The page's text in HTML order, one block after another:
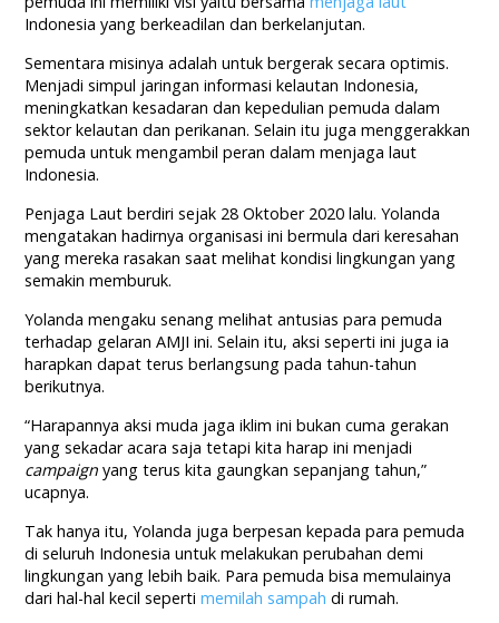
Indonesia yang berkeadilan dan berkelanjutan.
Sementara misinya adalah untuk bergerak secara optimis.
Menjadi simpul jaringan informasi kelautan Indonesia,
meningkatkan kesadaran dan kepedulian pemuda dalam
sektor kelautan dan perikanan. Selain itu juga menggerakkan
pemuda untuk mengambil peran dalam menjaga laut
Indonesia.
Penjaga Laut berdiri sejak 28 Oktober 2020 lalu. Yolanda
mengatakan hadirnya organisasi ini bermula dari keresahan
yang mereka rasakan saat melihat kondisi lingkungan yang
semakin memburuk.
Yolanda mengaku senang melihat antusias para pemuda
terhadap gelaran AMJI ini. Selain itu, aksi seperti ini juga ia
harapkan dapat terus berlangsung pada tahun-tahun
berikutnya.
“Harapannya aksi muda jaga iklim ini bukan cuma gerakan
yang sekadar acara saja tetapi kita harap ini menjadi
campaign yang terus kita gaungkan sepanjang tahun,”
ucapnya.
Tak hanya itu, Yolanda juga berpesan kepada para pemuda
di seluruh Indonesia untuk melakukan perubahan demi
lingkungan yang lebih baik. Para pemuda bisa memulainya
dari hal-hal kecil sepertimemilah sampah di rumah.